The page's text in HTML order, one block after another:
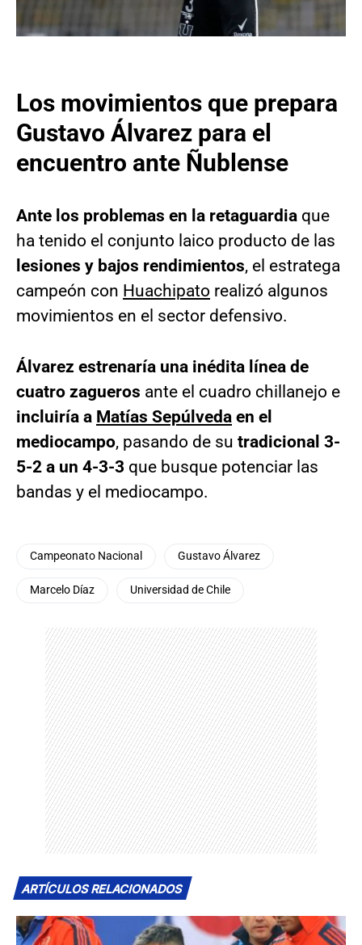
Los movimientos que prepara
Gustavo Álvarez para el
encuentro ante Ñublense
Ante los problemas en la retaguardia que
ha tenido el conjunto laico producto de las
lesiones y bajos rendimientos, el estratega
campeón con Huachipato realizó algunos
movimientos en el sector defensivo.
Álvarez estrenaría una inédita línea de
cuatro zagueros ante el cuadro chillanejo e
incluiría a Matías Sepúlveda en el
mediocampo, pasando de su tradicional 3-
5-2 a un 4-3-3 que busque potenciar las
bandas y el mediocampo.
Campeonato Nacional Gustavo Álvarez
Marcelo Díaz Universidad de Chile
ARTÍCULOS RELACIONADOS